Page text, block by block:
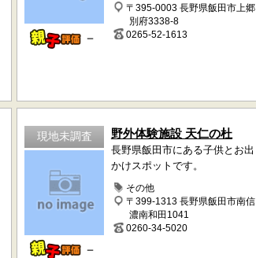
－
〒395-0003 長野県飯田市上郷
別府3338-8
0265-52-1613
現地未調査
－
野外体験施設 天仁の杜
長野県飯田市にある子供とお出
かけスポットです。
その他
〒399-1313 長野県飯田市南信
濃南和田1041
0260-34-5020